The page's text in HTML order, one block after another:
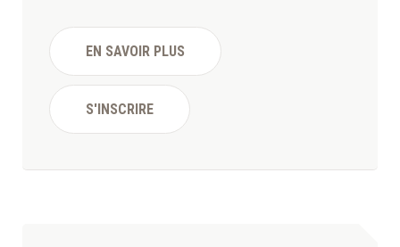
EN SAVOIR PLUS
S'INSCRIRE